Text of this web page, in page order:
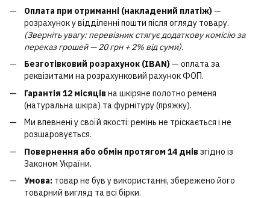
Оплата при отриманні (накладений платіж) —
розрахунок у відділенні пошти після огляду товару.
(Зверніть увагу: перевізник стягує додаткову комісію за
переказ грошей — 20 грн + 2% від суми).
Безготівковий розрахунок (IBAN) — оплата за
реквізитами на розрахунковий рахунок ФОП.
Гарантія 12 місяцівна шкіряне полотно ременя
(натуральна шкіра) та фурнітуру (пряжку).
Ми впевнені у своїй якості: ремінь не тріскається і не
розшаровується.
Повернення або обмін протягом 14 днівзгідно із
Законом України.
Умова: товар не був у використанні, збережено його
товарний вигляд та всі бірки.